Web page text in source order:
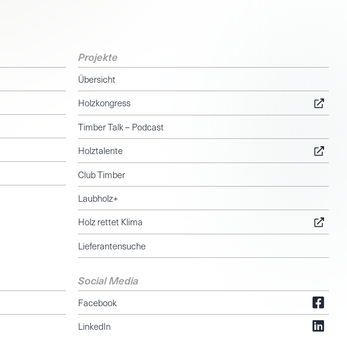
Projekte
Übersicht
Holzkongress
Timber Talk – Podcast
Holztalente
Club Timber
Laubholz+
Holz rettet Klima
Lieferantensuche
Social Media
Facebook
LinkedIn